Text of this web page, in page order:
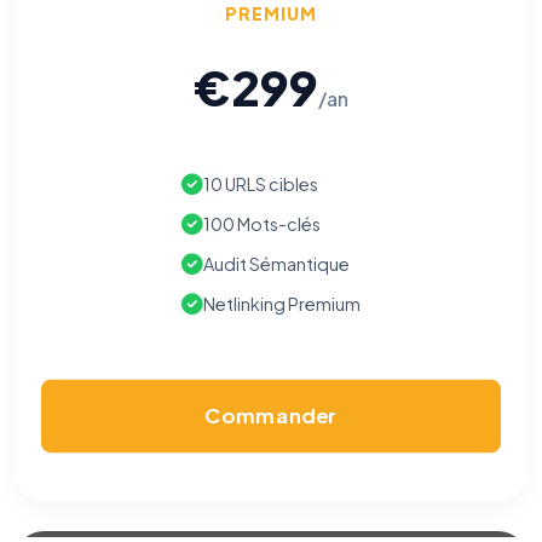
PREMIUM
€299/an
10 URLS cibles
100 Mots-clés
Audit Sémantique
Netlinking Premium
Commander